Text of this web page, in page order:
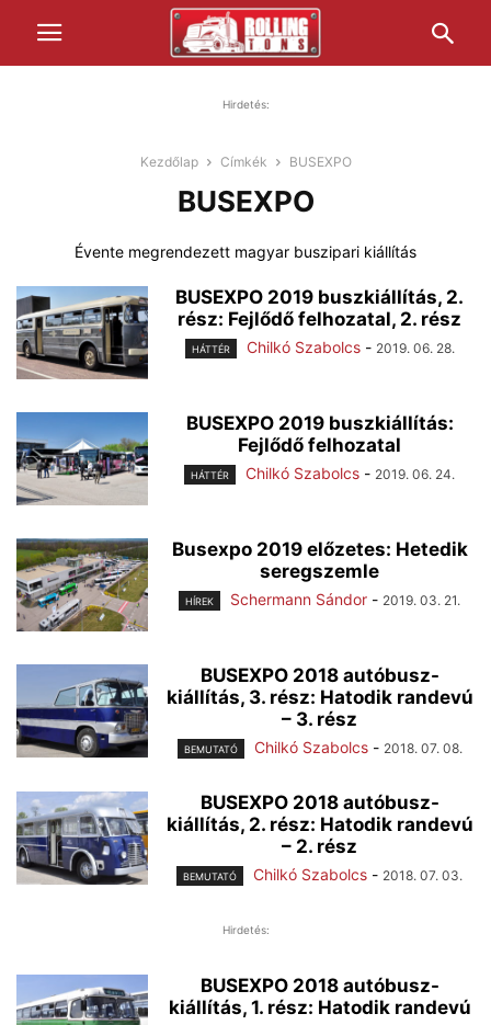
Hirdetés:
Kezdőlap Címkék BUSEXPO
BUSEXPO
Évente megrendezett magyar buszipari kiállítás
BUSEXPO 2019 buszkiállítás, 2.
rész: Fejlődő felhozatal, 2. rész
HÁTTÉR Chilkó Szabolcs - 2019. 06. 28.
BUSEXPO 2019 buszkiállítás:
Fejlődő felhozatal
HÁTTÉR Chilkó Szabolcs - 2019. 06. 24.
Busexpo 2019 előzetes: Hetedik
seregszemle
HÍREK Schermann Sándor - 2019. 03. 21.
BUSEXPO 2018 autóbusz-
kiállítás, 3. rész: Hatodik randevú
– 3. rész
BEMUTATÓ Chilkó Szabolcs - 2018. 07. 08.
BUSEXPO 2018 autóbusz-
kiállítás, 2. rész: Hatodik randevú
– 2. rész
BEMUTATÓ Chilkó Szabolcs - 2018. 07. 03.
Hirdetés:
BUSEXPO 2018 autóbusz-
kiállítás, 1. rész: Hatodik randevú